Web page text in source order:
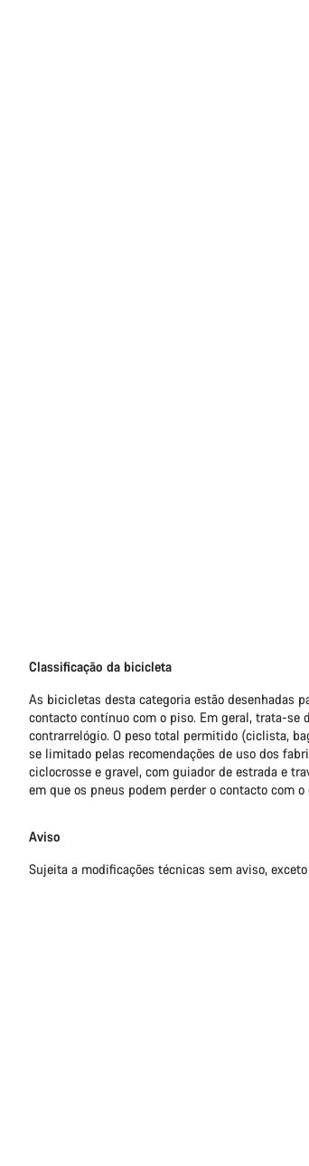
Classificação da bicicleta
As bicicletas desta categoria estão desenhadas
contacto contínuo com o piso. Em geral, trata-
contrarrelógio. O peso total permitido (ciclista,
se limitado pelas recomendações de uso dos
ciclocrosse e gravel, com guiador de estrada e
em que os pneus podem perder o contacto com
Aviso
Sujeita a modificações técnicas sem aviso,